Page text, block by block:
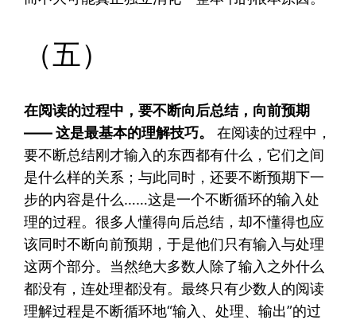
（五）
在阅读的过程中，要不断向后总结，向前预期
—— 这是最基本的理解技巧。
在阅读的过程中，
要不断总结刚才输入的东西都有什么，它们之间
是什么样的关系；与此同时，还要不断预期下一
步的内容是什么……这是一个不断循环的输入处
理的过程。很多人懂得向后总结，却不懂得也应
该同时不断向前预期，于是他们只有输入与处理
这两个部分。当然绝大多数人除了输入之外什么
都没有，连处理都没有。最终只有少数人的阅读
理解过程是不断循环地“输入、处理、输出”的过